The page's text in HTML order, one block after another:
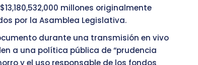
millones originalmente
por la Asamblea Legislativa.
durante una transmisión en vivo
a una política pública de “prudencia